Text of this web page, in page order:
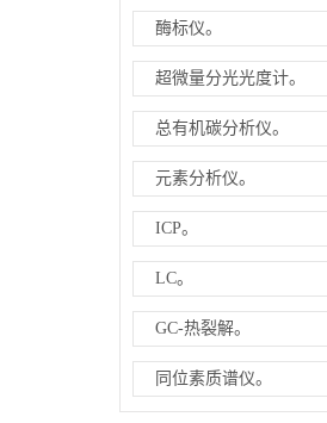
酶标仪。
超微量分光光度计。
总有机碳分析仪。
元素分析仪。
ICP。
LC。
GC-热裂解。
同位素质谱仪。